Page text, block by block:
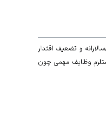
و تضعیف اقتدار
مستلزم وظایف مهمی چون